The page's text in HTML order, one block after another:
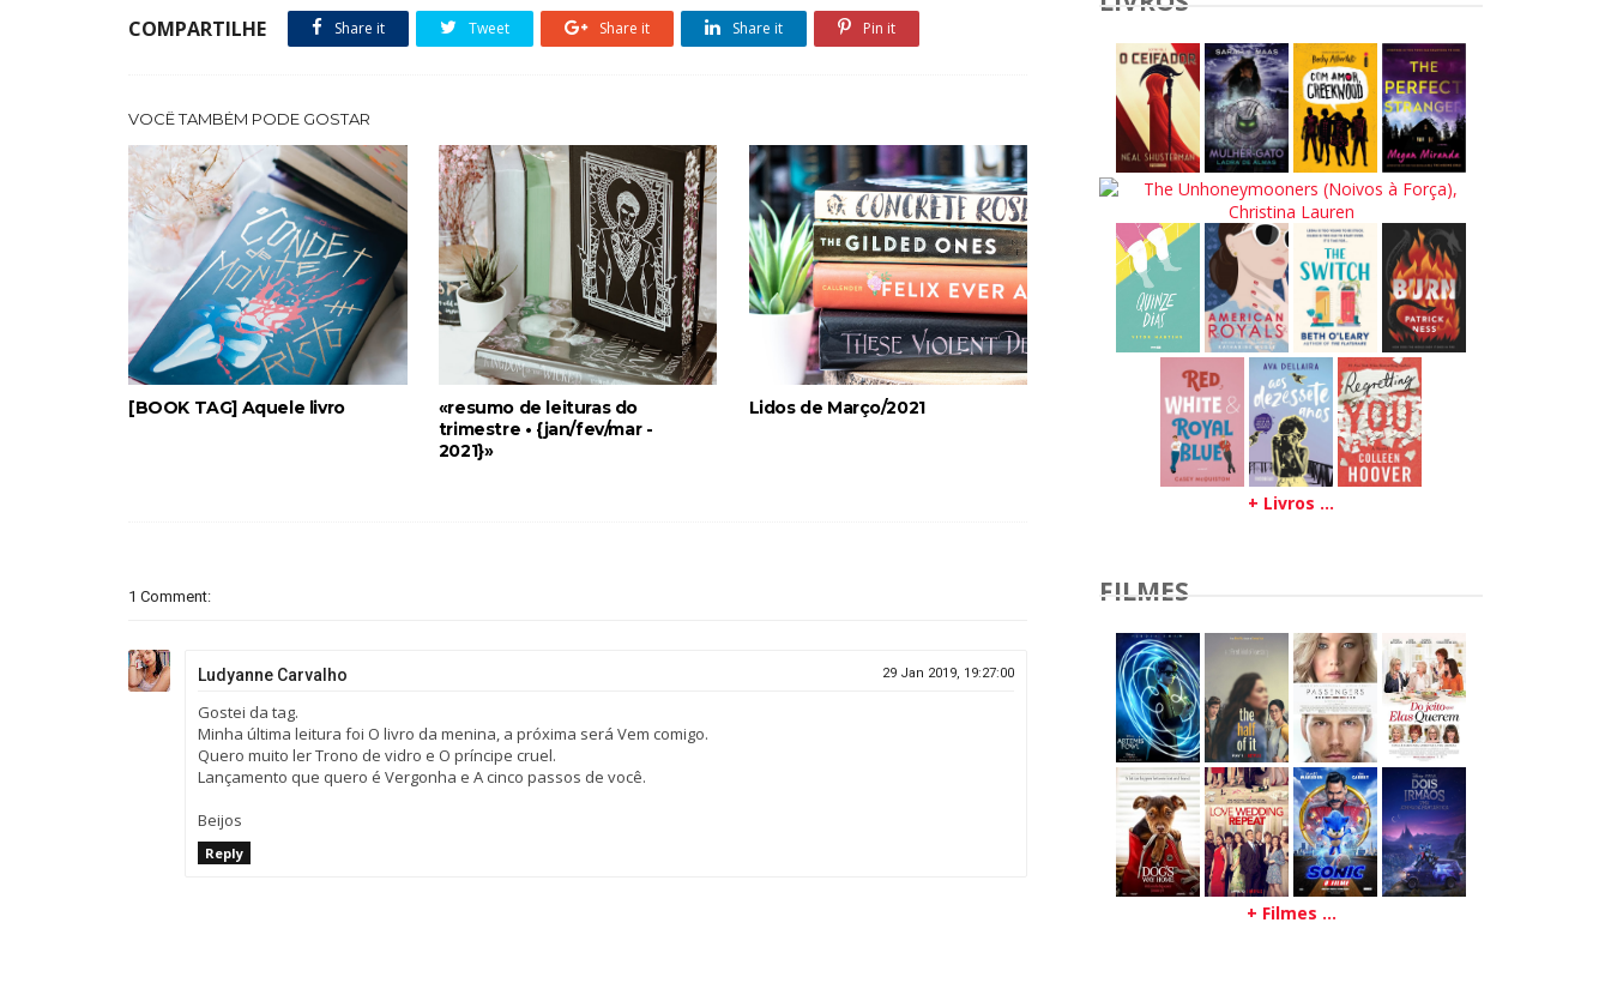
COMPARTILHE Share it Tweet Share it Share it Pin it
VOCÊ TAMBÉM PODE GOSTAR
[BOOK TAG] Aquele livro
«resumo de leituras do
trimestre • {jan/fev/mar -
2021}»
Lidos de Março/2021
1 Comment:
Ludyanne Carvalho 29 Jan 2019, 19:27:00
Gostei da tag.
Minha última leitura foi O livro da menina, a próxima será Vem comigo.
Quero muito ler Trono de vidro e O príncipe cruel.
Lançamento que quero é Vergonha e A cinco passos de você.
Beijos
Reply
+ Livros ...
FILMES
+ Filmes ...